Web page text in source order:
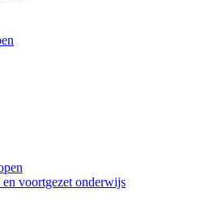
voortgezet onderwijs